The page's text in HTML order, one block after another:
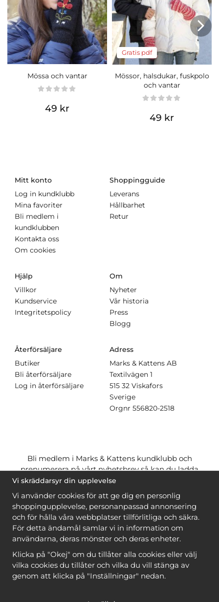
Mössa och vantar
49 kr
Gratis pdf
Mössor, halsdukar, fuskpolo
och vantar
49 kr
Mitt konto
Log in kundklubb
Mina favoriter
Bli medlem i
kundklubben
Kontakta oss
Om cookies
Shoppingguide
Leverans
Hållbarhet
Retur
Hjälp
Villkor
Kundservice
Integritetspolicy
Om
Nyheter
Vår historia
Press
Blogg
Återförsäljare
Butiker
Bli återförsäljare
Log in återförsäljare
Adress
Marks & Kattens AB
Textilvägen 1
515 32 Viskafors
Sverige
Orgnr 556820-2518
Bli medlem i Marks & Kattens kundklubb och
prenumerera på vårt nyhetsbrev så kan du ladda
ner många mönstergratisoch få många
när du handlar garn till mönstret. Du ser vilka som
ärgratis när du ärinloggad.
Bli medlem
Vi skräddarsyr din upplevelse
Vi använder cookies för att ge dig en personlig
shoppingupplevelse, personanpassad annonsering
och för hålla våra webbplatser tillförlitliga och säkra.
För detta ändamål samlar vi in information om
användarna, deras mönster och deras enheter.
Klicka på "Okej" om du tillåter alla cookies eller välj
vilka cookies du tillåter och vilka du vill stänga av
genom att klicka på "Inställningar" nedan.